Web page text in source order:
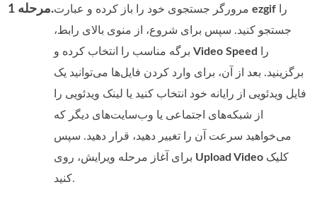
مرحله 1. مرورگر جستجوی خود را باز کرده و عبارتezgif
جستجو کنید. سپس برای شروع، از منوی بالای رابط،
برگه مناسب را انتخاب کرده وVideo Speed
برگزینید. بعد از آن، برای وارد کردن فایل‌ها می‌توانید یک
فایل ویدئویی از رایانه خود انتخاب کنید یا لینک ویدئویی را
از شبکه‌های اجتماعی یا وب‌سایت‌های دیگر که
می‌خواهید سرعت آن را تغییر دهید، قرار دهید. سپس
Upload Video
کنید.